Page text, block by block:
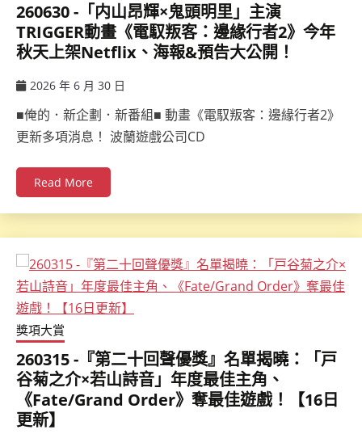
260630 -「内山昂輝×鬼頭明里」主演
TRIGGER動畫《電馭叛客：邊緣行者2》今年
秋天上架Netflix、海報&預告大公開！
2026 年 6 月 30 日
■俺的．新企劃．新番組■ 動畫《電馭叛客：邊緣行者2》
更新多項消息！ 波蘭遊戲公司CD
Read More
獎項大賞
260315 -『第二十回聲優獎』名單揭曉：「戸
谷菊之介×若山詩音」年度最佳主角、
《Fate/Grand Order》奪最佳遊戲！【16日
更新】